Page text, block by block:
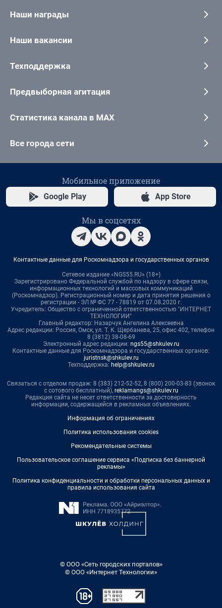
Наши награды
Наши вакансии
Техподдержка
Предвыборная агитация
Статистика канала в MAX
Все города сети
Мобильное приложение
Google Play App Store
Мы в соцсетях
Контактные данные для Роскомнадзора и государственных органов
Сетевое издание «NGS55.RU» (18+)
Зарегистрировано Федеральной службой по надзору в сфере связи,
информационных технологий и массовых коммуникаций
(Роскомнадзор). Регистрационный номер и дата принятия решения о
регистрации - ЭЛ № ФС 77 - 78819 от 07.08.2020 г.
Учредитель: Общество с ограниченной ответственностью "ИНТЕРНЕТ
ТЕХНОЛОГИИ"
Главный редактор: Назарчук Ангелина Алексеевна
Адрес редакции: Россия, Омск, ул. Т. К. Щербанева, 25, офис 402, телефон
8 (3812) 38-08-69
Электронный адрес редакции: ngs55@shkulev.ru
Контактные данные для Роскомнадзора и государственных органов:
juristnsk@shkulev.ru
Техподдержка: help@shkulev.ru
Связаться с отделом продаж: 8 (383) 212-52-52, 8 (800) 200-03-83 (звонок
с сотового бесплатный), reklamangs@shkulev.ru
Редакция сайта не несет ответственности за достоверность
информации, содержащейся в рекламных объявлениях.
Информация об ограничениях
Политика использования cookies
Рекомендательные системы
Пользовательское соглашение сервиса «Подписка без баннерной
рекламы»
Политика конфиденциальности и обработки персональных данных и
правила использования сайта
© ООО «Сеть городских порталов»
© ООО «Интернет Технологии»